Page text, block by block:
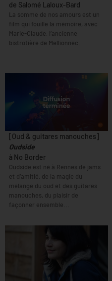
de Salomé Laloux-Bard
La somme de nos amours est un
film qui fouille la mémoire, avec
Marie-Claude, l’ancienne
bistrotière de Mellionnec.
[Oud & guitares manouches]
Oudside
à No Border
Oudside est né à Rennes de jams
et d’amitié, de la magie du
mélange du oud et des guitares
manouches, du plaisir de
façonner ensemble...